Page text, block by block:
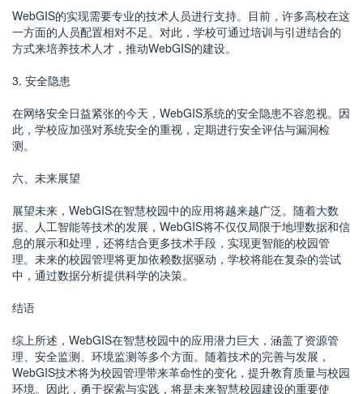
WebGIS的实现需要专业的技术人员进行支持。目前，许多高校在这
一方面的人员配置相对不足。对此，学校可通过培训与引进结合的
方式来培养技术人才，推动WebGIS的建设。
3. 安全隐患
在网络安全日益紧张的今天，WebGIS系统的安全隐患不容忽视。因
此，学校应加强对系统安全的重视，定期进行安全评估与漏洞检
测。
六、未来展望
展望未来，WebGIS在智慧校园中的应用将越来越广泛。随着大数
据、人工智能等技术的发展，WebGIS将不仅仅局限于地理数据和信
息的展示和处理，还将结合更多技术手段，实现更智能的校园管
理。未来的校园管理将更加依赖数据驱动，学校将能在复杂的尝试
中，通过数据分析提供科学的决策。
结语
综上所述，WebGIS在智慧校园中的应用潜力巨大，涵盖了资源管
理、安全监测、环境监测等多个方面。随着技术的完善与发展，
WebGIS技术将为校园管理带来革命性的变化，提升教育质量与校园
环境。因此，勇于探索与实践，将是未来智慧校园建设的重要使